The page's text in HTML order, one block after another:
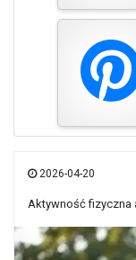
2026-04-20
Aktywność fizyczna